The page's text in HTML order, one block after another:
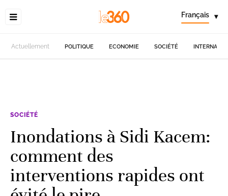
Français ▾
Actuellement POLITIQUE ECONOMIE SOCIÉTÉ
SOCIÉTÉ
Inondations à Sidi Kacem:
comment des
interventions rapides ont